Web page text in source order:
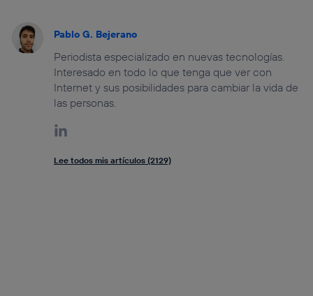
Pablo G. Bejerano
Periodista especializado en nuevas tecnologías.
Interesado en todo lo que tenga que ver con
Internet y sus posibilidades para cambiar la vida de
las personas.
Lee todos mis artículos (2129)